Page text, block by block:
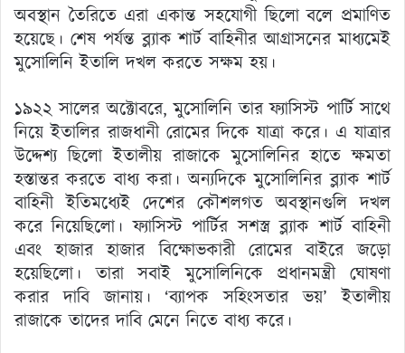
অবস্থান তৈরিতে এরা একান্ত সহযোগী ছিলো বলে প্রমাণিত
হয়েছে। শেষ পর্যন্ত ব্ল্যাক শার্ট বাহিনীর আগ্রাসনের মাধ্যমেই
মুসোলিনি ইতালি দখল করতে সক্ষম হয়।
১৯২২ সালের অক্টোবরে, মুসোলিনি তার ফ্যাসিস্ট পার্টি সাথে
নিয়ে ইতালির রাজধানী রোমের দিকে যাত্রা করে। এ যাত্রার
উদ্দেশ্য ছিলো ইতালীয় রাজাকে মুসোলিনির হাতে ক্ষমতা
হস্তান্তর করতে বাধ্য করা। অন্যদিকে মুসোলিনির ব্ল্যাক শার্ট
বাহিনী ইতিমধ্যেই দেশের কৌশলগত অবস্থানগুলি দখল
করে নিয়েছিলো। ফ্যাসিস্ট পার্টির সশস্ত্র ব্ল্যাক শার্ট বাহিনী
এবং হাজার হাজার বিক্ষোভকারী রোমের বাইরে জড়ো
হয়েছিলো। তারা সবাই মুসোলিনিকে প্রধানমন্ত্রী ঘোষণা
করার দাবি জানায়। ‘ব্যাপক সহিংসতার ভয়’ ইতালীয়
রাজাকে তাদের দাবি মেনে নিতে বাধ্য করে।